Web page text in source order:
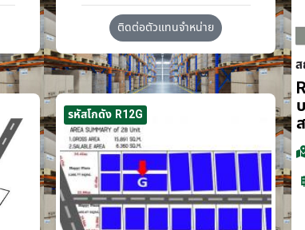
ติดต่อตัวแทนจำหน่าย
ส
รหัสโกดัง R12G